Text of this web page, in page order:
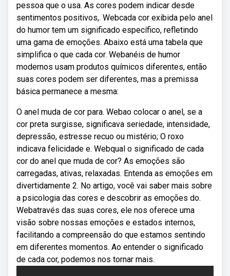
pessoa que o usa. As cores podem indicar desde
sentimentos positivos,. Webcada cor exibida pelo anel
do humor tem um significado específico, refletindo
uma gama de emoções. Abaixo está uma tabela que
simplifica o que cada cor. Webanéis de humor
modernos usam produtos químicos diferentes, então
suas cores podem ser diferentes, mas a premissa
básica permanece a mesma:
O anel muda de cor para. Webao colocar o anel, se a
cor preta surgisse, significava seriedade, intensidade,
depressão, estresse recuo ou mistério; O roxo
indicava felicidade e. Webqual o significado de cada
cor do anel que muda de cor? As emoções são
carregadas, ativas, relaxadas. Entenda as emoções em
divertidamente 2. No artigo, você vai saber mais sobre
a psicologia das cores e descobrir as emoções do.
Webatravés das suas cores, ele nos oferece uma
visão sobre nossas emoções e estados internos,
facilitando a compreensão do que estamos sentindo
em diferentes momentos. Ao entender o significado
de cada cor, podemos nos tornar mais.